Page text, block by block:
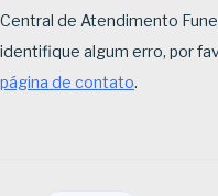
Central de Atendimento
identifique algum erro, por
página de contato.